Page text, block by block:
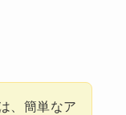
、簡単なア